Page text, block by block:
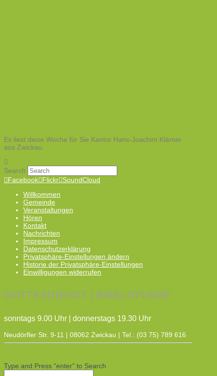
Es liest diese Woche für Sie Kantor Hans-Joachim Klärner
aus Zwickau.
Search
Facebook Flickr SoundCloud
Willkommen
Gemeinde
Veranstaltungen
Hören
Kontakt
Nachrichten
Impressum
Datenschutzerklärung
Privatsphäre-Einstellungen ändern
Historie der Privatsphäre-Einstellungen
Einwilligungen widerrufen
GOTTESDIENST | BIBELSTUNDE
sonntags 9.00 Uhr | donnerstags 19.30 Uhr
Neudörfler Str. 9-11 | 08062 Zwickau | Tel.: (03 75) 789 616
Type and Press “enter” to Search